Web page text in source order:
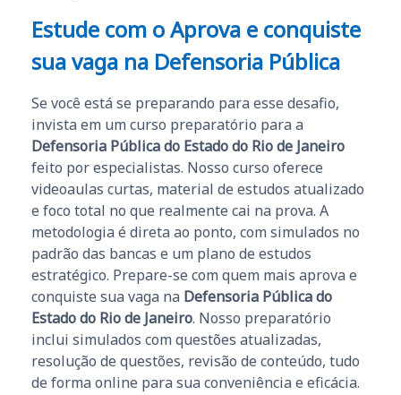
Estude com o Aprova e conquiste
sua vaga na Defensoria Pública
Se você está se preparando para esse desafio,
invista em um curso preparatório para a
Defensoria Pública do Estado do Rio de Janeiro
feito por especialistas. Nosso curso oferece
videoaulas curtas, material de estudos atualizado
e foco total no que realmente cai na prova. A
metodologia é direta ao ponto, com simulados no
padrão das bancas e um plano de estudos
estratégico. Prepare-se com quem mais aprova e
conquiste sua vaga na Defensoria Pública do
Estado do Rio de Janeiro. Nosso preparatório
inclui simulados com questões atualizadas,
resolução de questões, revisão de conteúdo, tudo
de forma online para sua conveniência e eficácia.